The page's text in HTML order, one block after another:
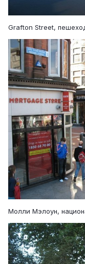
Grafton Street,
Молли Мэлоун,